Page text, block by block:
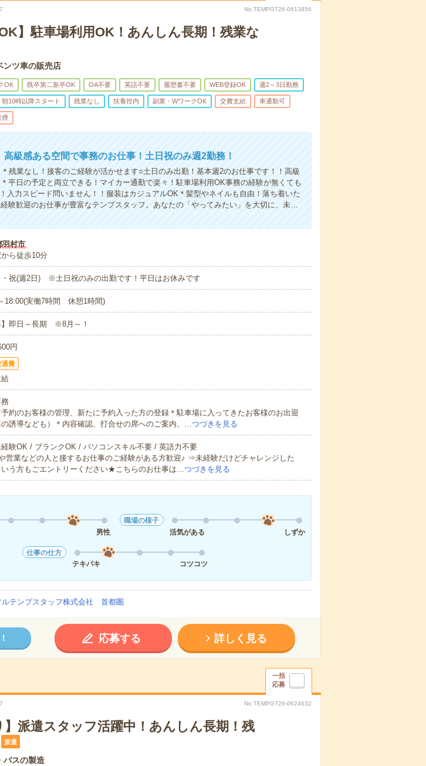
No.TEMPGT26-0613856
】駐車場利用OK！あんしん長期！残業な
ンツ車の販売店
OK 既卒第二新卒OK OA不要 英語不要 履歴書不要 WEB登録OK 週2～3日勤務
朝10時以降スタート 残業なし 扶養控内 副業・WワークOK 交費支給 車通勤可
煙
高級感ある空間で事務のお仕事！土日祝のみ週2勤務！
残業なし！接客のご経験が活かせます○土日のみ出勤！基本週2のお仕事です！！高級
平日の予定と両立できる！マイカー通勤で楽々！駐車場利用OK事務の経験が無くても
入力スピード問いません！！服装はカジュアルOK＊髪型やネイルも自由！落ち着いた
験歓迎のお仕事が豊富なテンプスタッフ。あなたの「やってみたい」を大切に、未…
羽村市
ら徒歩10分
・祝(週2日) ※土日祝のみの出勤です！平日はお休みです
18:00(実働7時間 休憩1時間)
】即日～長期 ※8月～！
円
通費
予約のお客様の管理、新たに予約入った方の登録＊駐車場に入ってきたお客様のお出迎
の誘導なども）＊内容確認、打合せの席へのご案内、…つづきを見る
験OK / ブランクOK / パソコンスキル不要 / 英語力不要
営業などの人と接するお仕事のご経験がある方歓迎♪ ⇒未経験だけどチャレンジした
いう方もごエントリーください★こちらのお仕事は…つづきを見る
男性
職場の様子
活気がある
しずか
仕事の仕方
テキパキ
コツコツ
ルテンプスタッフ株式会社 首都圏
応募する 詳しく見る
一括
応募
No.TEMPGT26-0624632
】派遣スタッフ活躍中！あんしん長期！残
派遣
バスの製造